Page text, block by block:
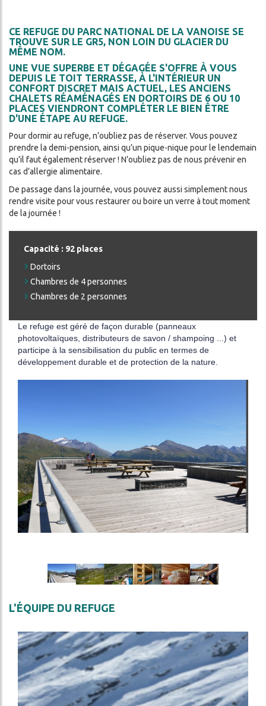
CE REFUGE DU PARC NATIONAL DE LA VANOISE SE
TROUVE SUR LE GR5, NON LOIN DU GLACIER DU
MÊME NOM.
UNE VUE SUPERBE ET DÉGAGÉE S'OFFRE À VOUS
DEPUIS LE TOIT TERRASSE, À L'INTÉRIEUR UN
CONFORT DISCRET MAIS ACTUEL, LES ANCIENS
CHALETS RÉAMÉNAGÉS EN DORTOIRS DE 6 OU 10
PLACES VIENDRONT COMPLÉTER LE BIEN ÊTRE
D'UNE ÉTAPE AU REFUGE.
Pour dormir au refuge, n’oubliez pas de réserver. Vous pouvez
prendre la demi-pension, ainsi qu’un pique-nique pour le lendemain
qu’il faut également réserver ! N’oubliez pas de nous prévenir en
cas d’allergie alimentaire.
De passage dans la journée, vous pouvez aussi simplement nous
rendre visite pour vous restaurer ou boire un verre à tout moment
de la journée !
Capacité : 92 places
Dortoirs
Chambres de 4 personnes
Chambres de 2 personnes
Le refuge est géré de façon durable (panneaux
photovoltaïques, distributeurs de savon / shampoing ...) et
participe à la sensibilisation du public en termes de
développement durable et de protection de la nature.
Image Image Image Image Image Image
L'ÉQUIPE DU REFUGE
Image